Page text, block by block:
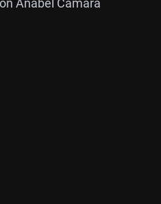
Anabel Cámara